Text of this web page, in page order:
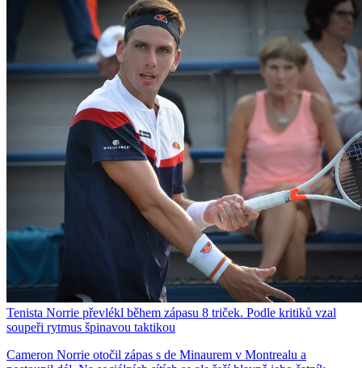
Tenista Norrie převlékl během zápasu 8 triček. Podle kritiků vzal
soupeři rytmus špinavou taktikou
Cameron Norrie otočil zápas s de Minaurem v Montrealu a